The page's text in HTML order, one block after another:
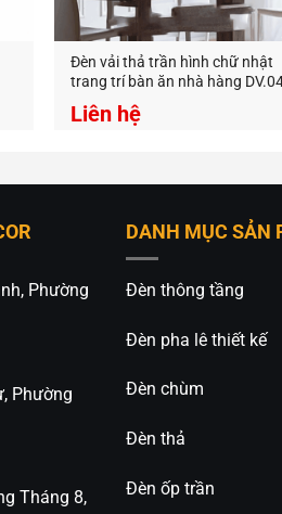
Đèn vải thả trần hình chữ nhật
trang trí bàn ăn nhà hàng
Liên hệ
Phường
Phường
Tháng 8,
DANH MỤC SẢN
Đèn thông tầng
Đèn pha lê thiết kế
Đèn chùm
Đèn thả
Đèn ốp trần